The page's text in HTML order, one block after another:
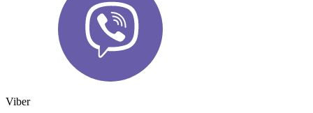
Viber